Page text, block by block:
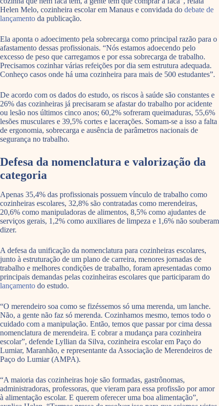
Helen Melo, cozinheira escolar em Manaus e convidada do debate de
lançamento da publicação.
Ela aponta o adoecimento pela sobrecarga como principal razão para o
afastamento dessas profissionais. “Nós estamos adoecendo pelo
excesso de peso que carregamos e por essa sobrecarga de trabalho.
Precisamos cozinhar várias refeições por dia sem estrutura adequada.
Conheço casos onde há uma cozinheira para mais de 500 estudantes”.
De acordo com os dados do estudo, os riscos à saúde são constantes e
26% das cozinheiras já precisaram se afastar do trabalho por acidente
ou lesão nos últimos cinco anos; 60,2% sofreram queimaduras, 55,6%
lesões musculares e 39,5% cortes e lacerações. Somam-se a isso a falta
de ergonomia, sobrecarga e ausência de parâmetros nacionais de
segurança no trabalho.
Defesa da nomenclatura e valorização da
categoria
Apenas 35,4% das profissionais possuem vínculo de trabalho como
cozinheiras escolares, 32,8% são contratadas como merendeiras,
20,6% como manipuladoras de alimentos, 8,5% como ajudantes de
serviços gerais, 1,2% como auxiliares de limpeza e 1,6% não souberam
dizer.
A defesa da unificação da nomenclatura para cozinheiras escolares,
junto à estruturação de um plano de carreira, menores jornadas de
trabalho e melhores condições de trabalho, foram apresentadas como
principais demandas pelas cozinheiras escolares que participaram do
lançamento do estudo.
“O merendeiro soa como se fizéssemos só uma merenda, um lanche.
Não, a gente não faz só merenda. Cozinhamos mesmo, temos todo o
cuidado com a manipulação. Então, temos que passar por cima dessa
nomenclatura de merendeira. E cobrar a mudança para cozinheira
escolar”, defende Lyllian da Silva, cozinheira escolar em Paço do
Lumiar, Maranhão, e representante da Associação de Merendeiros de
Paço do Lumiar (AMPA).
“A maioria das cozinheiras hoje são formadas, gastrônomas,
administradoras, professoras, que vieram para essa profissão por amor
à alimentação escolar. E querem oferecer uma boa alimentação”,